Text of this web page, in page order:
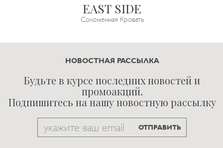
EAST SIDE
Соломенная Кровать
НОВОСТНАЯ РАССЫЛКА
Будьте в курсе последних новостей и
промоакций.
Подпишитесь на нашу новостную рассылку
Email ОТПРАВИТЬ